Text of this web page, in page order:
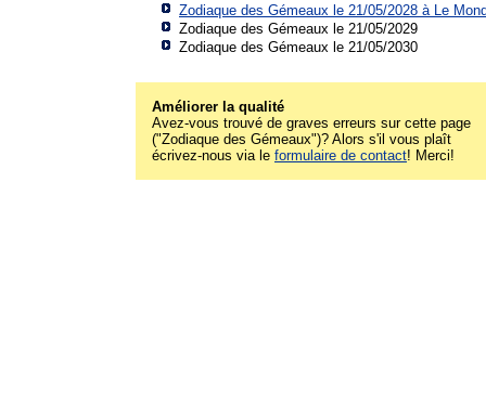
Zodiaque des Gémeaux le 21/05/2028 à
Le
Zodiaque des Gémeaux le 21/05/2029
Zodiaque des Gémeaux le 21/05/2030
Améliorer la qualité
Avez-vous trouvé de graves erreurs sur cette page
("Zodiaque des Gémeaux")? Alors s'il vous plaît
écrivez-nous via le formulaire de contact! Merci!